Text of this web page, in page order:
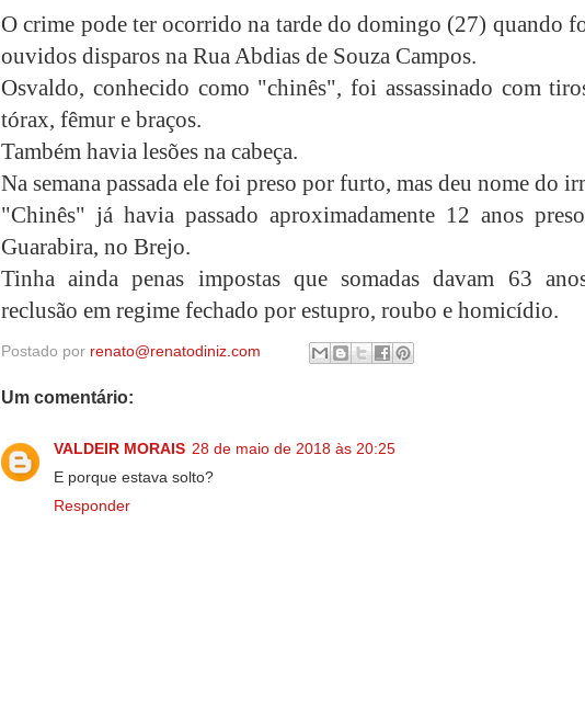
O crime pode ter ocorrido na tarde do domingo (27) quando
ouvidos disparos na Rua Abdias de Souza Campos.
Osvaldo, conhecido como "chinês", foi assassinado com
tórax, fêmur e braços.
Também havia lesões na cabeça.
Na semana passada ele foi preso por furto, mas deu nome do
"Chinês" já havia passado aproximadamente 12 anos
Guarabira, no Brejo.
Tinha ainda penas impostas que somadas davam 63
reclusão em regime fechado por estupro, roubo e homicídio.
Postado por renato@renatodiniz.com
Um comentário:
VALDEIR MORAIS 28 de maio de 2018 às 20:25
E porque estava solto?
Responder